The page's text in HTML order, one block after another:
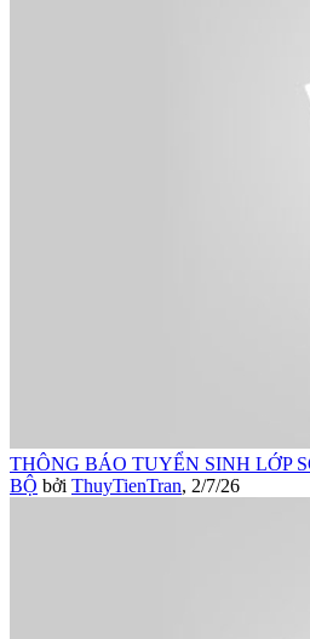
THÔNG BÁO TUYỂN SINH LỚP
BỘ bởi ThuyTienTran, 2/7/26